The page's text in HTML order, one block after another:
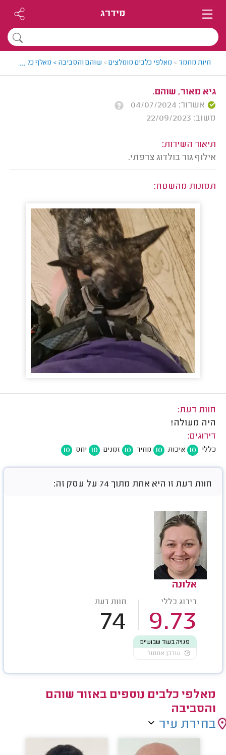
מידרג
חיות מחמד > מאלפי כלבים מומלצים> שוהם והסביבה > מאלף כלבים
...
גיא מאור, שוהם.
אשרור: 04/07/2024
משוב: 22/09/2023
תיאור השירות:
אילוף גור בולדוג צרפתי.
תמונות מהשטח:
חוות דעת:
היה מעולה!
דירוגים:
כללי 10 איכות 10 מחיר 10 זמנים 10 יחס 10
חוות דעת זו היא אחת מתוך 74 על עסק זה:
אלונה
דירוג כללי
9.73
חוות דעת
74
פנויה בעוד שבועיים
עודכן אתמול
מאלפי כלבים נוספים באזור שוהם
והסביבה
בחירת עיר